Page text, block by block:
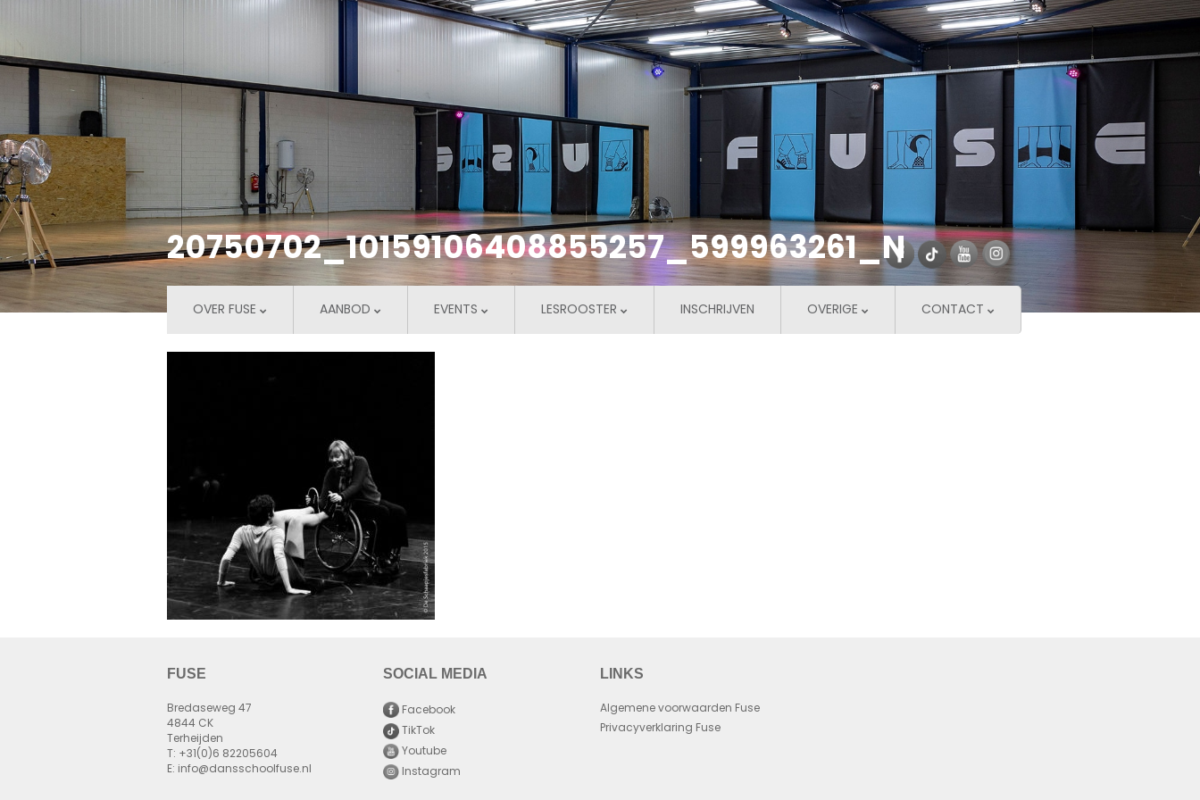
20750702_10159106408855257_599963261_N
OVER FUSE AANBOD EVENTS LESROOSTER INSCHRIJVEN OVERIGE CONTACT
FUSE
Bredaseweg 47
4844 CK
Terheijden
T: +31(0)6 82205604
E: info@dansschoolfuse.nl
SOCIAL MEDIA
Facebook
TikTok
Youtube
Instagram
LINKS
Algemene voorwaarden Fuse
Privacyverklaring Fuse